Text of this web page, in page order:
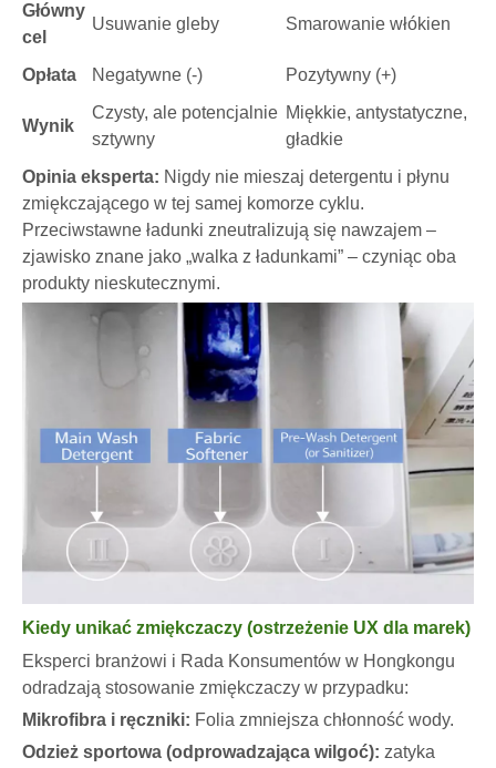
Główny
cel
Usuwanie gleby Smarowanie włókien
Opłata Negatywne (-) Pozytywny (+)
Wynik
Czysty, ale potencjalnie
sztywny
Miękkie, antystatyczne,
gładkie
Opinia eksperta: Nigdy nie mieszaj detergentu i płynu
zmiękczającego w tej samej komorze cyklu.
Przeciwstawne ładunki zneutralizują się nawzajem –
zjawisko znane jako „walka z ładunkami” – czyniąc oba
produkty nieskutecznymi.
Kiedy unikać zmiękczaczy (ostrzeżenie UX dla marek)
Eksperci branżowi i Rada Konsumentów w Hongkongu
odradzają stosowanie zmiękczaczy w przypadku:
Mikrofibra i ręczniki: Folia zmniejsza chłonność wody.
Odzież sportowa (odprowadzająca wilgoć): zatyka